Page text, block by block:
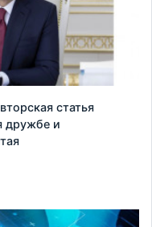
статья
дружбе и